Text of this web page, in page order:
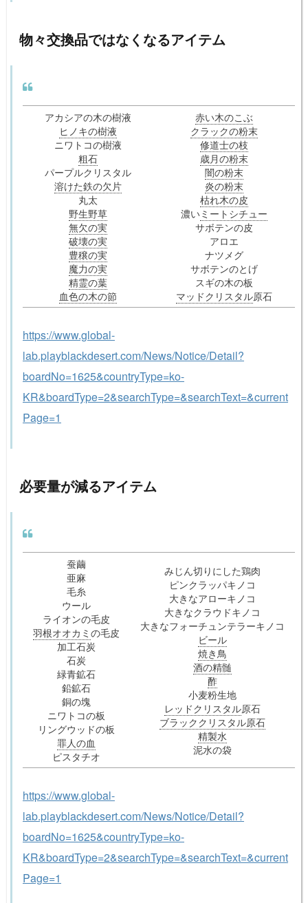
物々交換品ではなくなるアイテム
アカシアの木の樹液
ヒノキの樹液
ニワトコの樹液
粗石
パープルクリスタル
溶けた鉄の欠片
丸太
野生野草
無欠の実
破壊の実
豊穣の実
魔力の実
精霊の葉
血色の木の節
赤い木のこぶ
クラックの粉末
修道士の枝
歳月の粉末
闇の粉末
炎の粉末
枯れ木の皮
濃いミートシチュー
サボテンの皮
アロエ
ナツメグ
サボテンのとげ
スギの木の板
マッドクリスタル原石
https://www.global-
lab.playblackdesert.com/News/Notice/Detail?
boardNo=1625&countryType=ko-
KR&boardType=2&searchType=&searchText=&current
Page=1
必要量が減るアイテム
蚕繭
亜麻
毛糸
ウール
ライオンの毛皮
羽根オオカミ の毛皮
加工石炭
石炭
緑青鉱石
鉛鉱石
銅の塊
ニワトコの板
リングウッドの板
罪人の血
ピスタチオ
みじん切りにした鶏肉
ピンクラッパキノコ
大きなアローキノコ
大きなクラウドキノコ
大きなフォーチュンテラーキノコ
ビール
焼き鳥
酒の精髄
酢
小麦粉生地
レッドクリスタル原石
ブラッククリスタル原石
精製水
泥水の袋
https://www.global-
lab.playblackdesert.com/News/Notice/Detail?
boardNo=1625&countryType=ko-
KR&boardType=2&searchType=&searchText=&current
Page=1